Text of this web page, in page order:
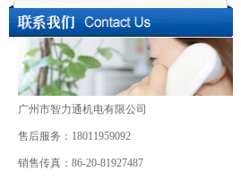
广州市智力通机电有限公司
售后服务：18011959092
销售传真：86-20-81927487